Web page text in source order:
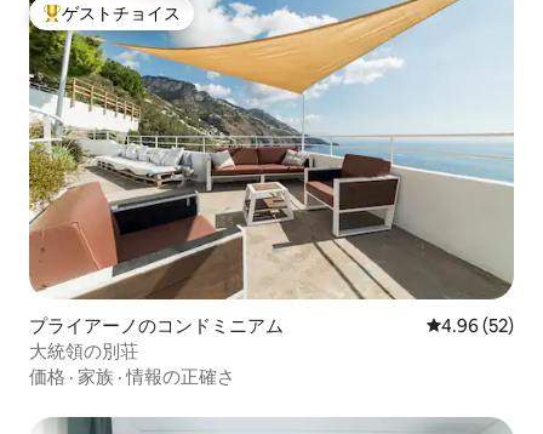
大好評のゲストチョイスです。
ゲストチョイス
プライアーノのコンドミニアム レビュー52
4.96 (52)
大統領の別荘
価格 · 家族 ·情報の正確さ